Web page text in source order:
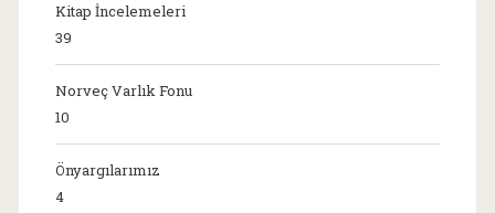
Kitap İncelemeleri
39
Norveç Varlık Fonu
10
Önyargılarımız
4